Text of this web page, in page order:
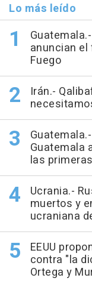
Lo más leído
anuncian
Fuego
Irán.-
Guatemala
las
Ucrania.-
muertos y
ucraniana
EEUU
contra "la
Ortega y